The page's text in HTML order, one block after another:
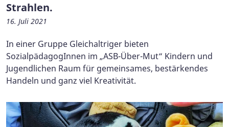
Strahlen.
16. Juli 2021
In einer Gruppe Gleichaltriger bieten
SozialpädagogInnen im „ASB-Über-Mut“ Kindern und
Jugendlichen Raum für gemeinsames, bestärkendes
Handeln und ganz viel Kreativität.